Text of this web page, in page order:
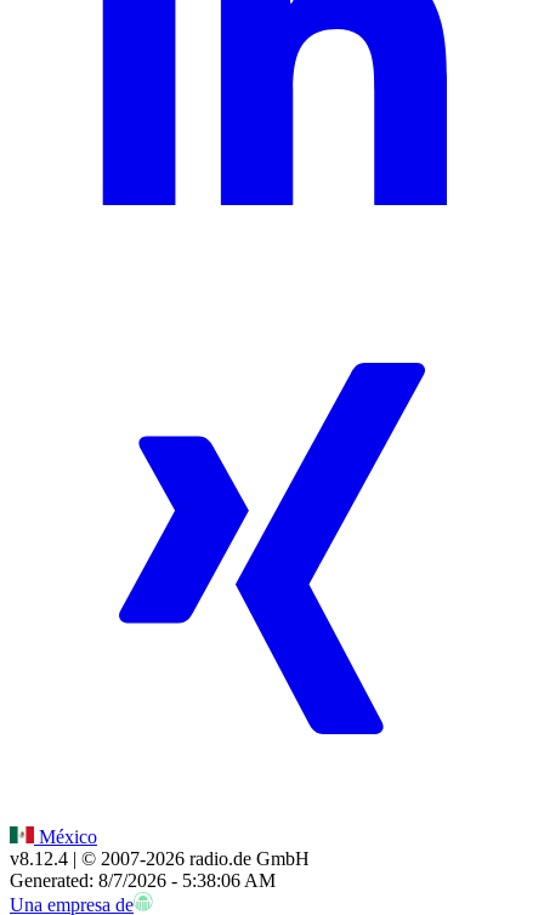
México
v8.12.4 | © 2007-2026 radio.de GmbH
Generated: 8/7/2026 - 5:38:06 AM
Una empresa de